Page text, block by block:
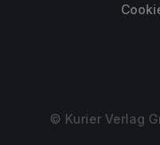
© Kurier Verlag